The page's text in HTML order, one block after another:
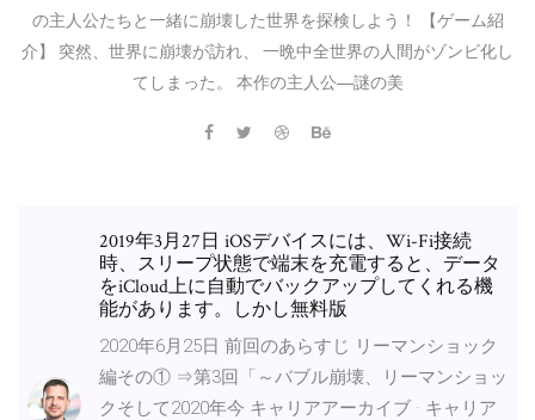
の主人公たちと一緒に崩壊した世界を探検しよう！ 【ゲーム紹
介】 突然、世界に崩壊が訪れ、 一晩中全世界の人間がゾンビ化し
てしまった。 本作の主人公―謎の美
2019年3月27日 iOSデバイスには、Wi-Fi接続
時、スリープ状態で端末を充電すると、データ
をiCloud上に自動でバックアップしてくれる機
能があります。しかし無料版
2020年6月25日 前回のあらすじ リーマンショック
編その① ⇒第3回「～バブル崩壊、リーマンショッ
クそして2020年今 キャリアアーカイブ · キャリア